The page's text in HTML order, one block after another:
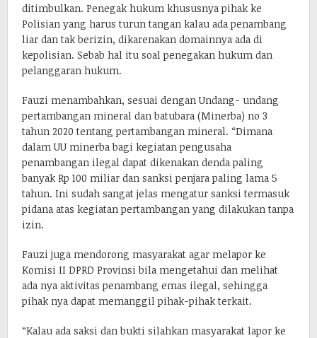
ditimbulkan. Penegak hukum khususnya pihak ke
Polisian yang harus turun tangan kalau ada penambang
liar dan tak berizin, dikarenakan domainnya ada di
kepolisian. Sebab hal itu soal penegakan hukum dan
pelanggaran hukum.
Fauzi menambahkan, sesuai dengan Undang- undang
pertambangan mineral dan batubara (Minerba) no 3
tahun 2020 tentang pertambangan mineral. “Dimana
dalam UU minerba bagi kegiatan pengusaha
penambangan ilegal dapat dikenakan denda paling
banyak Rp 100 miliar dan sanksi penjara paling lama 5
tahun. Ini sudah sangat jelas mengatur sanksi termasuk
pidana atas kegiatan pertambangan yang dilakukan tanpa
izin.
Fauzi juga mendorong masyarakat agar melapor ke
Komisi II DPRD Provinsi bila mengetahui dan melihat
ada nya aktivitas penambang emas ilegal, sehingga
pihak nya dapat memanggil pihak-pihak terkait.
“Kalau ada saksi dan bukti silahkan masyarakat lapor ke